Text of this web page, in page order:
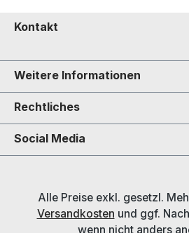
Kontakt
Weitere Informationen
Rechtliches
Social Media
Alle Preise exkl. gesetzl.
Versandkosten und ggf.
wenn nicht anders